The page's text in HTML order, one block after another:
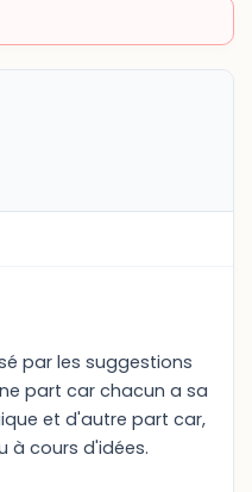
par les suggestions
part car chacun a sa
et d'autre part car,
à cours d'idées.